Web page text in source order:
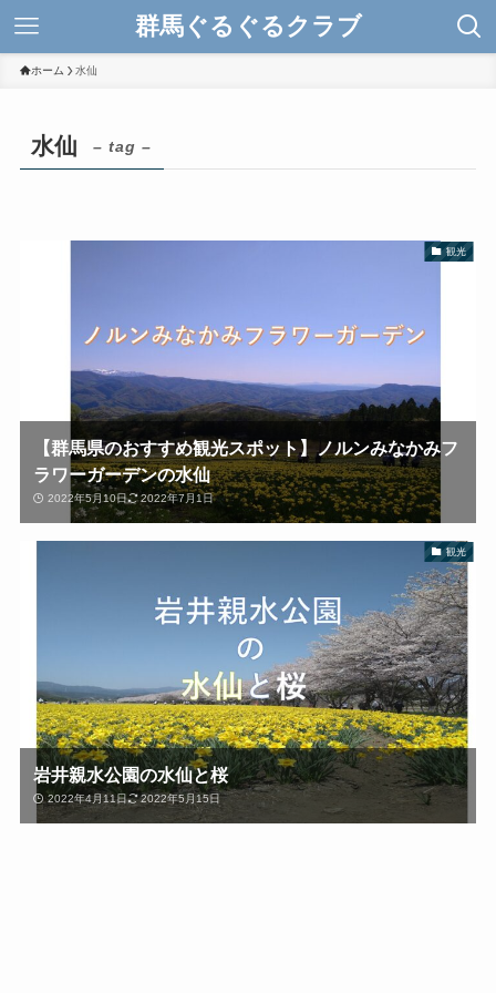
群馬ぐるぐるクラブ
ホーム 水仙
水仙 – tag –
観光
【群馬県のおすすめ観光スポット】ノルンみなかみフ
ラワーガーデンの水仙
2022年5月10日 2022年7月1日
観光
岩井親水公園の水仙と桜
2022年4月11日 2022年5月15日